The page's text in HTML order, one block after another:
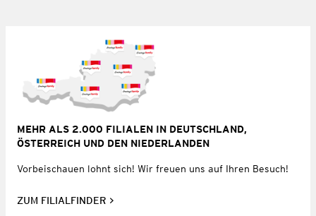
MEHR ALS 2.000 FILIALEN IN DEUTSCHLAND,
ÖSTERREICH UND DEN NIEDERLANDEN
Vorbeischauen lohnt sich! Wir freuen uns auf Ihren Besuch!
ZUM FILIALFINDER